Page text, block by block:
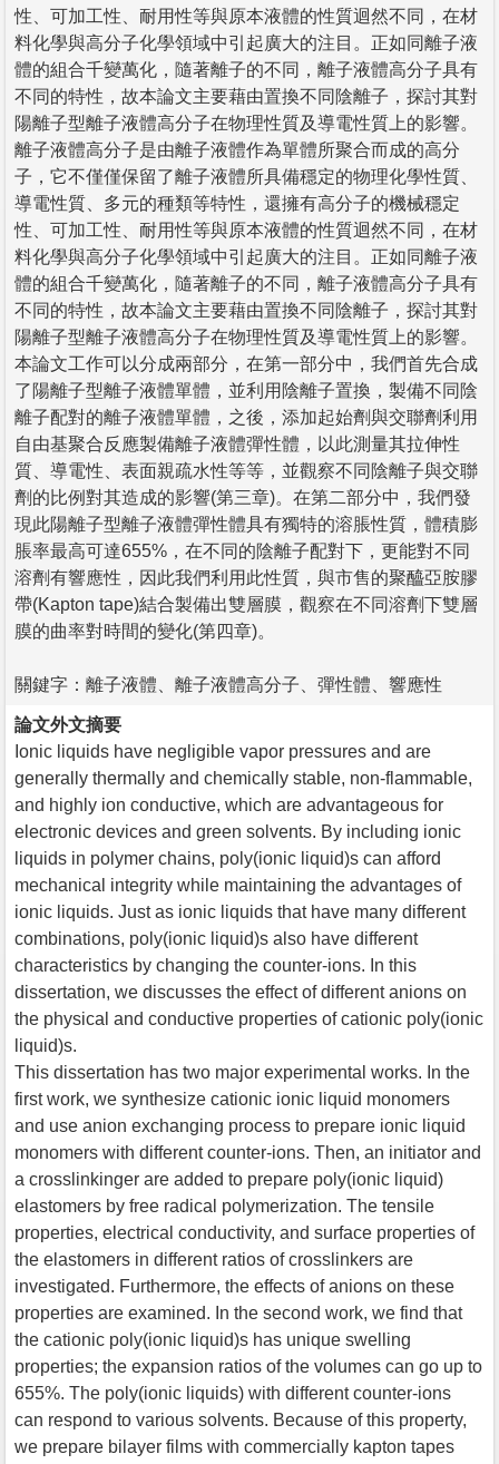
性、可加工性、耐用性等與原本液體的性質迴然不同，在材
料化學與高分子化學領域中引起廣大的注目。正如同離子液
體的組合千變萬化，隨著離子的不同，離子液體高分子具有
不同的特性，故本論文主要藉由置換不同陰離子，探討其對
陽離子型離子液體高分子在物理性質及導電性質上的影響。
離子液體高分子是由離子液體作為單體所聚合而成的高分
子，它不僅僅保留了離子液體所具備穩定的物理化學性質、
導電性質、多元的種類等特性，還擁有高分子的機械穩定
性、可加工性、耐用性等與原本液體的性質迴然不同，在材
料化學與高分子化學領域中引起廣大的注目。正如同離子液
體的組合千變萬化，隨著離子的不同，離子液體高分子具有
不同的特性，故本論文主要藉由置換不同陰離子，探討其對
陽離子型離子液體高分子在物理性質及導電性質上的影響。
本論文工作可以分成兩部分，在第一部分中，我們首先合成
了陽離子型離子液體單體，並利用陰離子置換，製備不同陰
離子配對的離子液體單體，之後，添加起始劑與交聯劑利用
自由基聚合反應製備離子液體彈性體，以此測量其拉伸性
質、導電性、表面親疏水性等等，並觀察不同陰離子與交聯
劑的比例對其造成的影響(第三章)。在第二部分中，我們發
現此陽離子型離子液體彈性體具有獨特的溶脹性質，體積膨
脹率最高可達655%，在不同的陰離子配對下，更能對不同
溶劑有響應性，因此我們利用此性質，與市售的聚醯亞胺膠
帶(Kapton tape)結合製備出雙層膜，觀察在不同溶劑下雙層
膜的曲率對時間的變化(第四章)。
關鍵字：離子液體、離子液體高分子、彈性體、響應性
論文外文摘要
Ionic liquids have negligible vapor pressures and are
generally thermally and chemically stable, non-flammable,
and highly ion conductive, which are advantageous for
electronic devices and green solvents. By including ionic
liquids in polymer chains, poly(ionic liquid)s can afford
mechanical integrity while maintaining the advantages of
ionic liquids. Just as ionic liquids that have many different
combinations, poly(ionic liquid)s also have different
characteristics by changing the counter-ions. In this
dissertation, we discusses the effect of different anions on
the physical and conductive properties of cationic poly(ionic
liquid)s.
This dissertation has two major experimental works. In the
first work, we synthesize cationic ionic liquid monomers
and use anion exchanging process to prepare ionic liquid
monomers with different counter-ions. Then, an initiator and
a crosslinkinger are added to prepare poly(ionic liquid)
elastomers by free radical polymerization. The tensile
properties, electrical conductivity, and surface properties of
the elastomers in different ratios of crosslinkers are
investigated. Furthermore, the effects of anions on these
properties are examined. In the second work, we find that
the cationic poly(ionic liquid)s has unique swelling
properties; the expansion ratios of the volumes can go up to
655%. The poly(ionic liquids) with different counter-ions
can respond to various solvents. Because of this property,
we prepare bilayer films with commercially kapton tapes